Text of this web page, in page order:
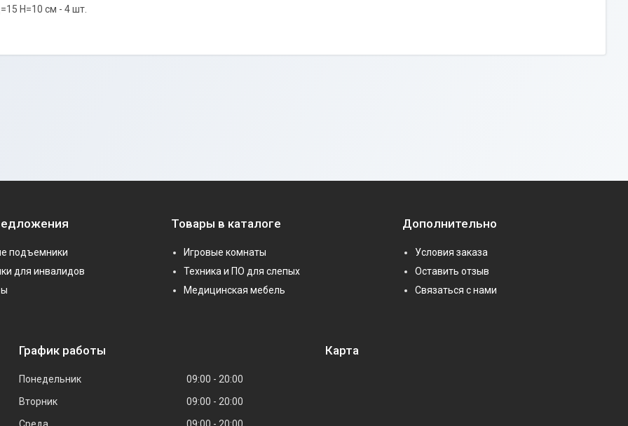
Н=10 см - 4 шт.
подъемники
для инвалидов
Товары в каталоге
Игровые комнаты
Техника и ПО для слепых
Медицинская мебель
Дополнительно
Условия заказа
Оставить отзыв
Связаться с нами
График работы
Понедельник 09:00
20:00
Вторник
09:00
20:00
Карта